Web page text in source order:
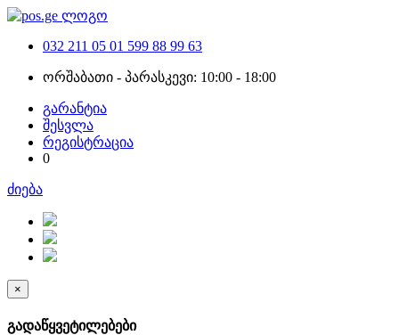
032 211 05 01 599 88 99 63
ორშაბათი - პარასკევი: 10:00 - 18:00
გარანტია
შესვლა
რეგისტრაცია
0
ძიება
×
გადაწყვეტილებები